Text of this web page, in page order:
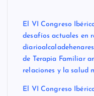
El VI Congreso
desafíos actuales en
de Terapia Familiar
relaciones y la salud
El VI Congreso